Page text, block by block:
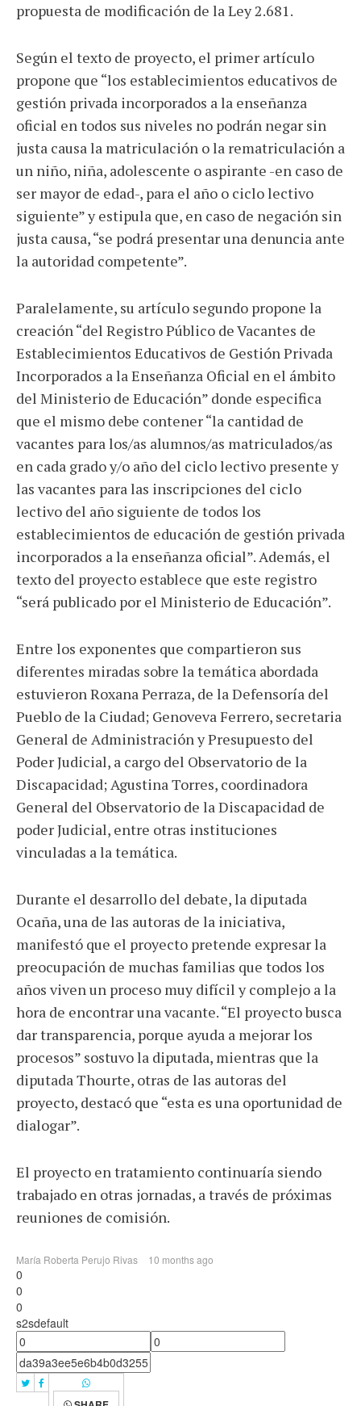
propuesta de modificación de la Ley 2.681.
Según el texto de proyecto, el primer artículo
propone que “los establecimientos educativos de
gestión privada incorporados a la enseñanza
oficial en todos sus niveles no podrán negar sin
justa causa la matriculación o la rematriculación a
un niño, niña, adolescente o aspirante -en caso de
ser mayor de edad-, para el año o ciclo lectivo
siguiente” y estipula que, en caso de negación sin
justa causa, “se podrá presentar una denuncia ante
la autoridad competente”.
Paralelamente, su artículo segundo propone la
creación “del Registro Público de Vacantes de
Establecimientos Educativos de Gestión Privada
Incorporados a la Enseñanza Oficial en el ámbito
del Ministerio de Educación” donde especifica
que el mismo debe contener “la cantidad de
vacantes para los/as alumnos/as matriculados/as
en cada grado y/o año del ciclo lectivo presente y
las vacantes para las inscripciones del ciclo
lectivo del año siguiente de todos los
establecimientos de educación de gestión privada
incorporados a la enseñanza oficial”. Además, el
texto del proyecto establece que este registro
“será publicado por el Ministerio de Educación”.
Entre los exponentes que compartieron sus
diferentes miradas sobre la temática abordada
estuvieron Roxana Perraza, de la Defensoría del
Pueblo de la Ciudad; Genoveva Ferrero, secretaria
General de Administración y Presupuesto del
Poder Judicial, a cargo del Observatorio de la
Discapacidad; Agustina Torres, coordinadora
General del Observatorio de la Discapacidad de
poder Judicial, entre otras instituciones
vinculadas a la temática.
Durante el desarrollo del debate, la diputada
Ocaña, una de las autoras de la iniciativa,
manifestó que el proyecto pretende expresar la
preocupación de muchas familias que todos los
años viven un proceso muy difícil y complejo a la
hora de encontrar una vacante. “El proyecto busca
dar transparencia, porque ayuda a mejorar los
procesos” sostuvo la diputada, mientras que la
diputada Thourte, otras de las autoras del
proyecto, destacó que “esta es una oportunidad de
dialogar”.
El proyecto en tratamiento continuaría siendo
trabajado en otras jornadas, a través de próximas
reuniones de comisión.
María Roberta Perujo Rivas 10 months ago
0
0
0
s2sdefault